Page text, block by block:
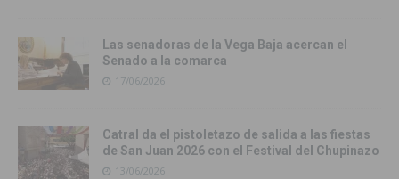
Las senadoras de la Vega Baja acercan el
Senado a la comarca
17/06/2026
Catral da el pistoletazo de salida a las fiestas
de San Juan 2026 con el Festival del Chupinazo
13/06/2026